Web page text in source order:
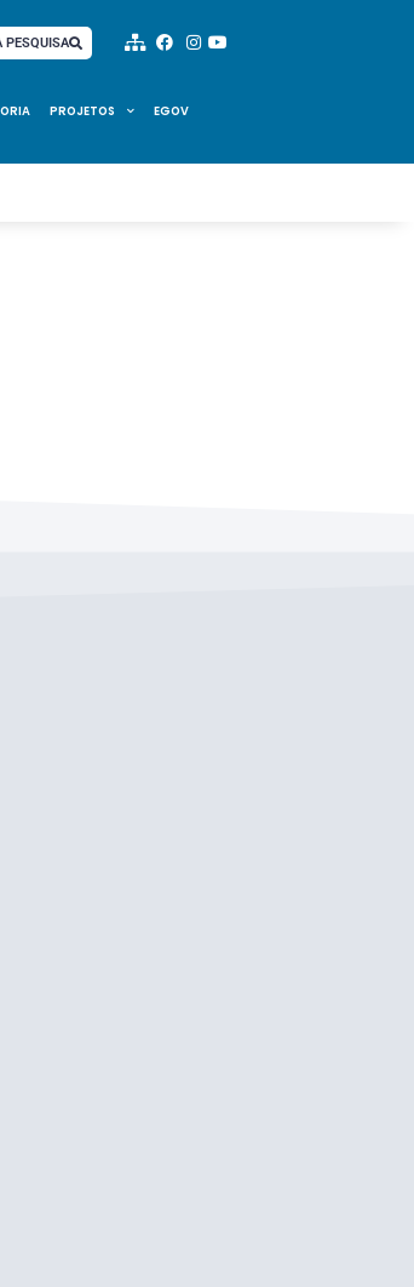
PESQUISA
PROJETOS EGOV